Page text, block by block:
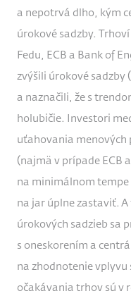
a nepotrvá dlho, kým
úrokové sadzby.
Fedu, ECB a Bank of
zvýšili úrokové sadzby
a naznačili, že s
holubičie. Investori
uťahovania menových
(najmä v prípade ECB
na minimálnom tempe
na jar úplne zastaviť.
úrokových sadzieb sa
s oneskorením a
na zhodnotenie
očakávania trhov sú v